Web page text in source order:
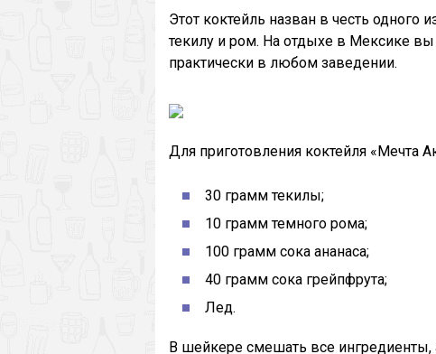
Этот коктейль назван в честь одного
текилу и ром. На отдыхе в Мексике вы
практически в любом заведении.
Для приготовления коктейля «Мечта
30 грамм текилы;
10 грамм темного рома;
100 грамм сока ананаса;
40 грамм сока грейпфрута;
Лед.
В шейкере смешать все ингредиенты,